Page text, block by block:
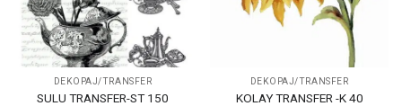
DEKOPAJ/TRANSFER
SULU TRANSFER-ST 150
DEKOPAJ/TRANSFER
KOLAY TRANSFER -K 40